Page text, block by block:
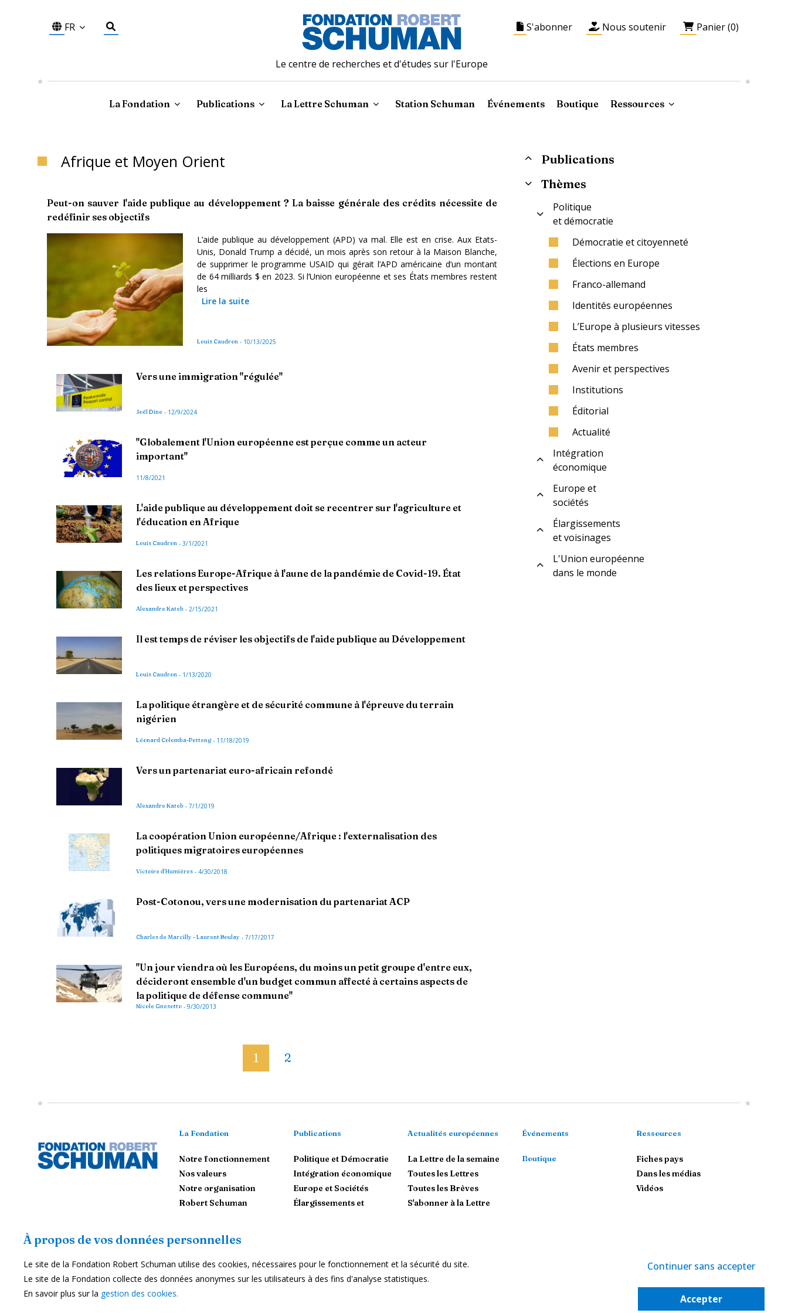
À propos de vos données personnelles
Le site de la Fondation Robert Schuman utilise des cookies, nécessaires pour le fonctionnement et la sécurité du site.
Le site de la Fondation collecte des données anonymes sur les utilisateurs à des fins d'analyse statistiques.
En savoir plus sur la gestion des cookies.
Continuer sans accepter
Accepter
FR
Le centre de recherches et d'études sur l'Europe
S'abonner Nous soutenir Panier (0)
La Fondation Publications La Lettre Schuman Station Schuman Événements Boutique Ressources
Afrique et Moyen Orient
Peut-on sauver l'aide publique au développement ? La baisse générale des crédits nécessite de
redéfinir ses objectifs
L’aide publique au développement (APD) va mal. Elle est en crise. Aux Etats-
Unis, Donald Trump a décidé, un mois après son retour à la Maison Blanche,
de supprimer le programme USAID qui gérait l’APD américaine d’un montant
de 64 milliards $ en 2023. Si l’Union européenne et ses États membres restent
les
Lire la suite
Louis Caudron - 10/13/2025
Vers une immigration "régulée"
Joël Dine - 12/9/2024
"Globalement l'Union européenne est perçue comme un acteur
important"
11/8/2021
L'aide publique au développement doit se recentrer sur l'agriculture et
l'éducation en Afrique
Louis Caudron - 3/1/2021
Les relations Europe-Afrique à l'aune de la pandémie de Covid-19. État
des lieux et perspectives
Alexandre Kateb - 2/15/2021
Il est temps de réviser les objectifs de l'aide publique au Développement
Louis Caudron - 1/13/2020
La politique étrangère et de sécurité commune à l'épreuve du terrain
nigérien
Léonard Colomba-Petteng- 11/18/2019
Vers un partenariat euro-africain refondé
Alexandre Kateb - 7/1/2019
La coopération Union européenne/Afrique : l'externalisation des
politiques migratoires européennes
Victoire d'Humières - 4/30/2018
Post-Cotonou, vers une modernisation du partenariat ACP
Charles de Marcilly - Laurent Boulay - 7/17/2017
"Un jour viendra où les Européens, du moins un petit groupe d'entre eux,
décideront ensemble d'un budget commun affecté à certains aspects de
la politique de défense commune"
Nicole Gnesotto - 9/30/2013
1 2
Publications
Thèmes
Politique
et démocratie
Démocratie et citoyenneté
Élections en Europe
Franco-allemand
Identités européennes
L’Europe à plusieurs vitesses
États membres
Avenir et perspectives
Institutions
Éditorial
Actualité
Intégration
économique
Europe et
sociétés
Élargissements
et voisinages
L'Union européenne
dans le monde
La Fondation
Notre fonctionnement
Nos valeurs
Notre organisation
Robert Schuman
Publications
Politique et Démocratie
Intégration économique
Europe et Sociétés
Élargissements et
Actualités européennes
La Lettre de la semaine
Toutes les Lettres
Toutes les Brèves
S'abonner à la Lettre
Événements
Boutique
Ressources
Fiches pays
Dans les médias
Vidéos
S'abonner
Nous soutenir
Gestion des cookies